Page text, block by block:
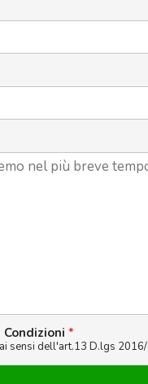
*
ai sensi dell'art.13 D.lgs